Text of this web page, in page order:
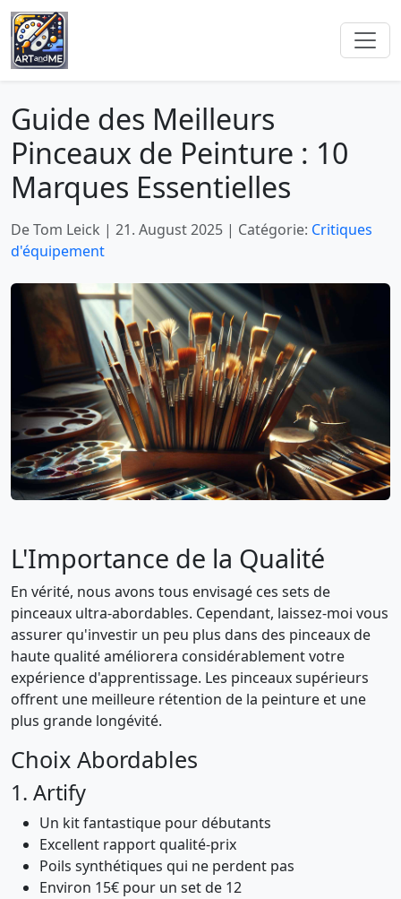
Guide des Meilleurs
Pinceaux de Peinture : 10
Marques Essentielles
De Tom Leick | 21. August 2025 | Catégorie: Critiques
d'équipement
L'Importance de la Qualité
En vérité, nous avons tous envisagé ces sets de
pinceaux ultra-abordables. Cependant, laissez-moi vous
assurer qu'investir un peu plus dans des pinceaux de
haute qualité améliorera considérablement votre
expérience d'apprentissage. Les pinceaux supérieurs
offrent une meilleure rétention de la peinture et une
plus grande longévité.
Choix Abordables
1. Artify
Un kit fantastique pour débutants
Excellent rapport qualité-prix
Poils synthétiques qui ne perdent pas
Environ 15€ pour un set de 12